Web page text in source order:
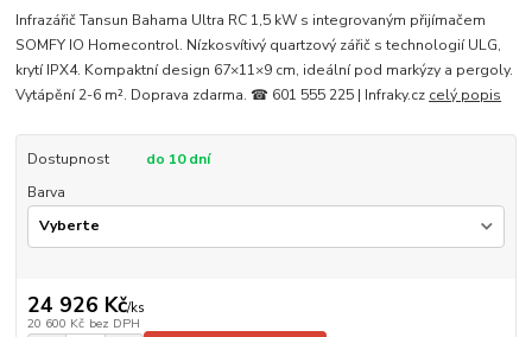
Infrazářič Tansun Bahama Ultra RC 1,5 kW s integrovaným přijímačem
SOMFY IO Homecontrol. Nízkosvítivý quartzový zářič s technologií ULG,
krytí IPX4. Kompaktní design 67×11×9 cm, ideální pod markýzy a pergoly.
Vytápění 2-6 m². Doprava zdarma. ☎ 601 555 225 | Infraky.cz celý popis
Dostupnost
do 10 dní
Barva
24 926 Kč/ks
20 600 Kč bez DPH